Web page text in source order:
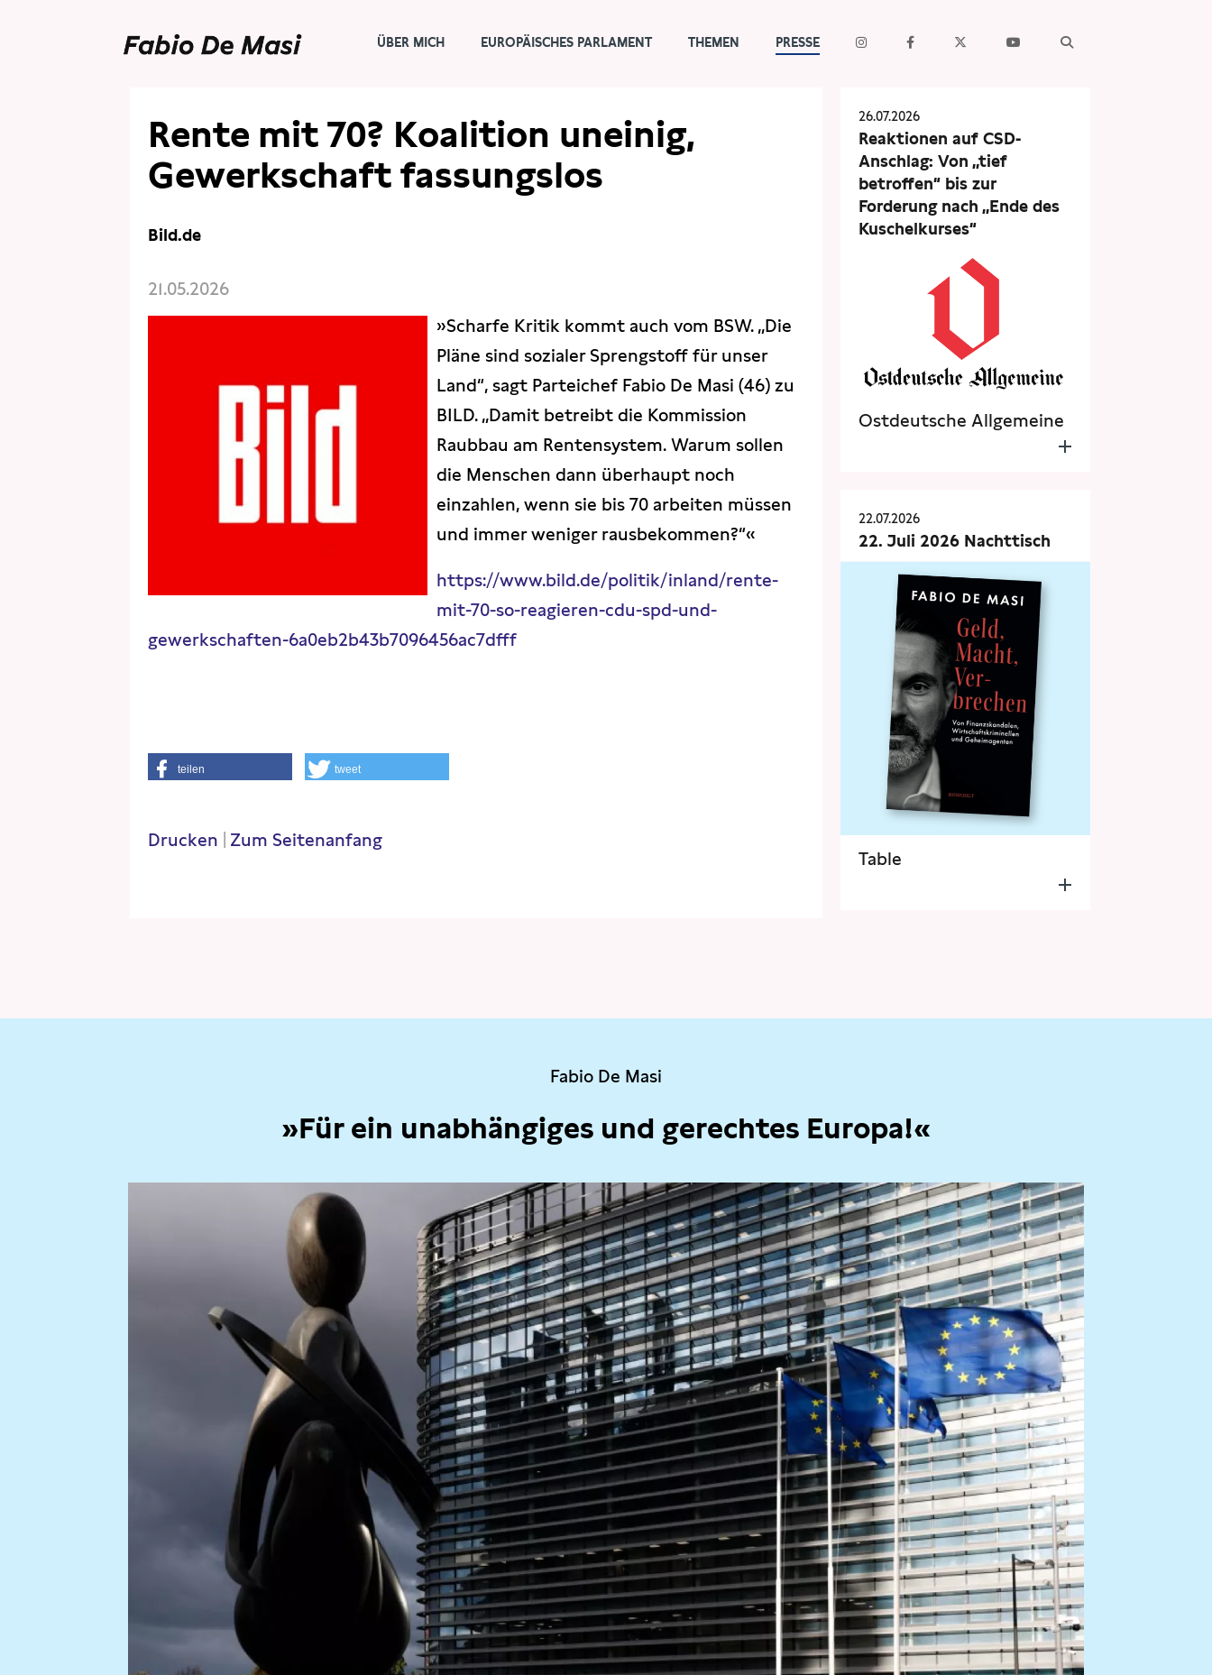
ÜBER MICH EUROPÄISCHES PARLAMENT THEMEN PRESSE
Rente mit 70? Koalition uneinig,
Gewerkschaft fassungslos
Bild.de
21.05.2026
»Scharfe Kritik kommt auch vom BSW. „Die
Pläne sind sozialer Sprengstoff für unser
Land“, sagt Parteichef Fabio De Masi (46) zu
BILD. „Damit betreibt die Kommission
Raubbau am Rentensystem. Warum sollen
die Menschen dann überhaupt noch
einzahlen, wenn sie bis 70 arbeiten müssen
und immer weniger rausbekommen?“«
https://www.bild.de/politik/inland/rente-
mit-70-so-reagieren-cdu-spd-und-
gewerkschaften-6a0eb2b43b7096456ac7dfff
teilen tweet
Drucken Zum Seitenanfang
26.07.2026
Reaktionen auf CSD-
Anschlag: Von „tief
betroffen“ bis zur
Forderung nach „Ende des
Kuschelkurses“
Ostdeutsche Allgemeine
22.07.2026
22. Juli 2026 Nachttisch
Table
Fabio De Masi
»Für ein unabhängiges und gerechtes Europa!«